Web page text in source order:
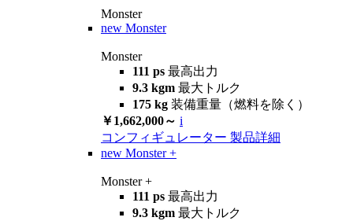
Monster
new Monster
Monster
111 ps 最高出力
9.3 kgm 最大トルク
175 kg 装備重量（燃料を除く）
￥1,662,000～ i
コンフィギュレーター 製品詳細
new Monster +
Monster +
111 ps 最高出力
9.3 kgm 最大トルク